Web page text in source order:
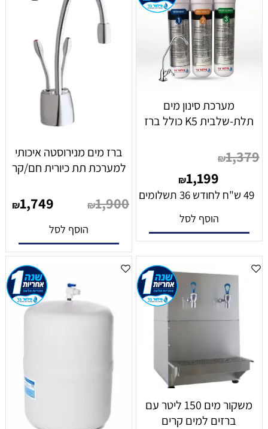
מערכת סינון מים
תלת-שלבית K5 כולל ברז
₪1,379
₪1,199
49 ש"ח לחודש 36 תשלומים
הוסף לסל
ברז מים מנירוסטה איכותי
למערכת תת כיורית חם/קר
₪1,900
₪1,749
הוסף לסל
משקור מים 150 ליטר עם
ברזים למים קרים